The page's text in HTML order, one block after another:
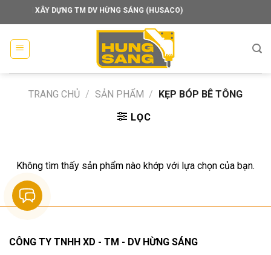
to
content
TNHH XÂY DỰNG TM DV HỪNG SÁNG (HUSACO)
TRANG CHỦ / SẢN PHẨM / KẸP BÓP BÊ TÔNG
LỌC
Không tìm thấy sản phẩm nào khớp với lựa chọn của bạn.
CÔNG TY TNHH XD - TM - DV HỪNG SÁNG